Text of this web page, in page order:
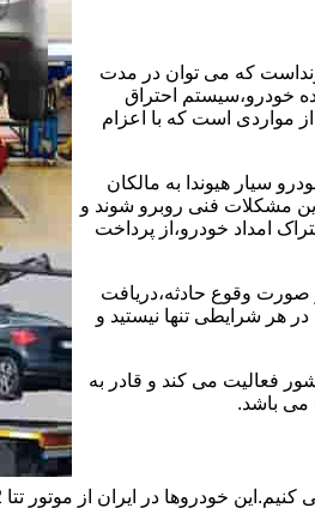
که می توان در مدت
خودرو،سیستم احتراق
مواردی است که با اعزام
سیار هیوندا به مالکان
مشکلات فنی روبرو شوند و
امداد خودرو،از پرداخت
صورت وقوع حادثه،دریافت
هر شرایطی تنها نیستید و
فعالیت می کند و قادر به
می باشد.